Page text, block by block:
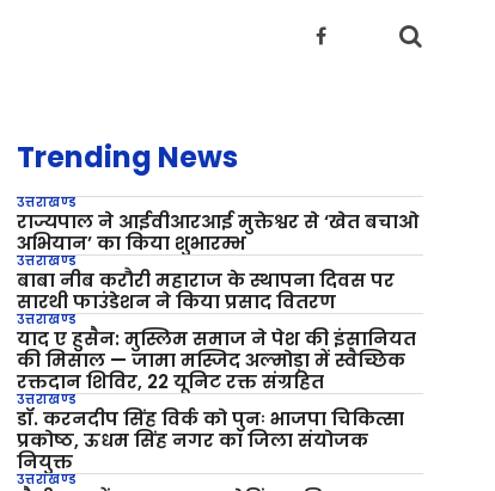
Trending News
उत्तराखण्ड
राज्यपाल ने आईवीआरआई मुक्तेश्वर से ‘खेत बचाओ
अभियान’ का किया शुभारम्भ
उत्तराखण्ड
बाबा नीब करौरी महाराज के स्थापना दिवस पर
सारथी फाउंडेशन ने किया प्रसाद वितरण
उत्तराखण्ड
याद ए हुसैन: मुस्लिम समाज ने पेश की इंसानियत
की मिसाल — जामा मस्जिद अल्मोड़ा में स्वैच्छिक
रक्तदान शिविर, 22 यूनिट रक्त संग्रहित
उत्तराखण्ड
डॉ. करनदीप सिंह विर्क को पुनः भाजपा चिकित्सा
प्रकोष्ठ, ऊधम सिंह नगर का जिला संयोजक
नियुक्त
उत्तराखण्ड